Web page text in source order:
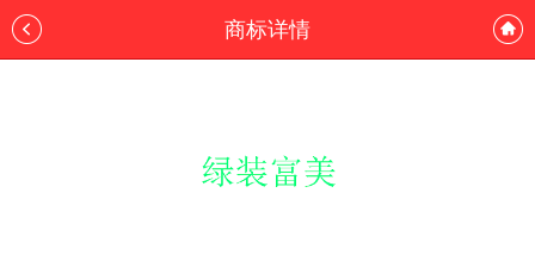
商标详情